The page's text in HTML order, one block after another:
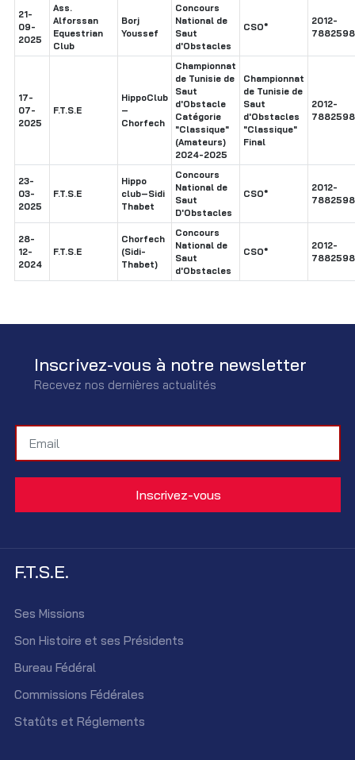
21-
09-
2025
Ass.
Alforssan
Equestrian
Club
Borj
Youssef
Concours
National de
Saut
d'Obstacles
CSO*
2012-
17-
07-
2025
F.T.S.E
HippoClub
–
Chorfech
Championnat
de Tunisie de
Saut
d'Obstacle
Catégorie
"Classique"
(Amateurs)
2024-2025
Championnat
de Tunisie de
Saut
d'Obstacles
"Classique"
Final
2012-
23-
03-
2025
F.T.S.E
Hippo
club–Sidi
Thabet
Concours
National de
Saut
D'Obstacles
CSO*
2012-
28-
12-
2024
F.T.S.E
Chorfech
(Sidi-
Thabet)
Concours
National de
Saut
d'Obstacles
CSO*
2012-
Inscrivez-vous à notre newsletter
Recevez nos dernières actualités
F.T.S.E.
Ses Missions
Son Histoire et ses Présidents
Bureau Fédéral
Commissions Fédérales
Statûts et Réglements